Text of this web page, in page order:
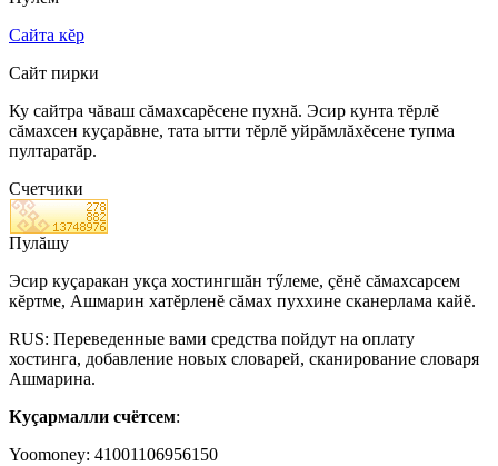
Сайта кĕр
Сайт пирки
Ку сайтра чăваш сăмахсарĕсене пухнă. Эсир кунта тĕрлĕ
сăмахсен куçарăвне, тата ытти тĕрлĕ уйрăмлăхĕсене тупма
пултаратăр.
Счетчики
Пулăшу
Эсир куçаракан укçа хостингшăн тӳлеме, çĕнĕ сăмахсарсем
кĕртме, Ашмарин хатĕрленĕ сăмах пуххине сканерлама кайĕ.
RUS: Переведенные вами средства пойдут на оплату
хостинга, добавление новых словарей, сканирование словаря
Ашмарина.
Куçармалли счётсем:
Yoomoney: 41001106956150